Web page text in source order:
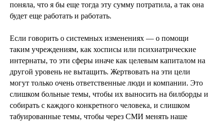
поняла, что я бы еще тогда эту сумму потратила, а так она
будет еще работать и работать.
Если говорить о системных изменениях — о помощи
таким учреждениям, как хосписы или психиатрические
интернаты, то эти сферы иначе как целевым капиталом на
другой уровень не вытащить. Жертвовать на эти цели
могут только очень ответственные люди и компании. Это
слишком больные темы, чтобы их выносить на билборды и
собирать с каждого конкретного человека, и слишком
табуированные темы, чтобы через СМИ менять наше